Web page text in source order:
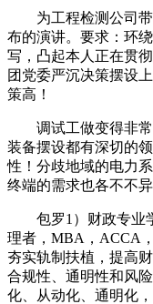
为工程检测公司带
布的演讲。要求：环
写，凸起本人正在贯
团党委严沉决策摆设
策高！
调试工做变得非常
装备摆设都有深切的
性！分歧地域的电力
终端的需求也各不不
包罗1）财政专业学
理者，MBA，ACCA
夯实轨制扶植，提高
合规性、通明性和风
化、从动化、通明化